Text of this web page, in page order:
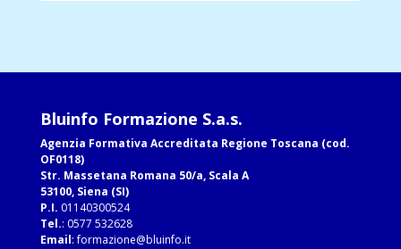
Bluinfo Formazione S.a.s.
Agenzia Formativa Accreditata Regione Toscana (cod.
OF0118)
Str. Massetana Romana 50/a, Scala A
53100, Siena (SI)
P.I. 01140300524
Tel.: 0577 532628
Email:formazione@bluinfo.it